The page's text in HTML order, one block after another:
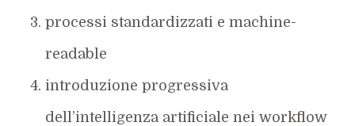
processi standardizzati e machine-
readable
introduzione progressiva
dell’intelligenza artificiale nei workflow